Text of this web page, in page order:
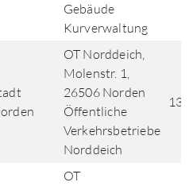
Gebäude
Kurverwaltung
OT Norddeich,
Molenstr. 1,
26506 Norden
Öffentliche
Verkehrsbetriebe
Norddeich
OT